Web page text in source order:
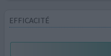
EFFICACITÉ